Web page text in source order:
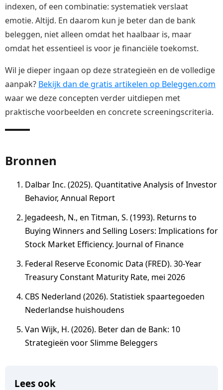
indexen, of een combinatie: systematiek verslaat
emotie. Altijd. En daarom kun je beter dan de bank
beleggen, niet alleen omdat het haalbaar is, maar
omdat het essentieel is voor je financiële toekomst.
Wil je dieper ingaan op deze strategieën en de volledige
aanpak? Bekijk dan de gratis artikelen op Beleggen.com
waar we deze concepten verder uitdiepen met
praktische voorbeelden en concrete screeningscriteria.
Bronnen
Dalbar Inc. (2025). Quantitative Analysis of Investor
Behavior, Annual Report
Jegadeesh, N., en Titman, S. (1993). Returns to
Buying Winners and Selling Losers: Implications for
Stock Market Efficiency. Journal of Finance
Federal Reserve Economic Data (FRED). 30-Year
Treasury Constant Maturity Rate, mei 2026
CBS Nederland (2026). Statistiek spaartegoeden
Nederlandse huishoudens
Van Wijk, H. (2026). Beter dan de Bank: 10
Strategieën voor Slimme Beleggers
Lees ook